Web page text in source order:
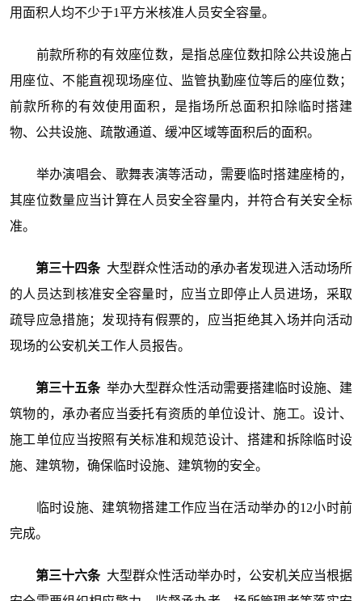
用面积人均不少于1平方米核准人员安全容量。
前款所称的有效座位数，是指总座位数扣除公共设施占
用座位、不能直视现场座位、监管执勤座位等后的座位数；
前款所称的有效使用面积，是指场所总面积扣除临时搭建
物、公共设施、疏散通道、缓冲区域等面积后的面积。
举办演唱会、歌舞表演等活动，需要临时搭建座椅的，
其座位数量应当计算在人员安全容量内，并符合有关安全标
准。
第三十四条大型群众性活动的承办者发现进入活动场所
的人员达到核准安全容量时，应当立即停止人员进场，采取
疏导应急措施；发现持有假票的，应当拒绝其入场并向活动
现场的公安机关工作人员报告。
第三十五条 举办大型群众性活动需要搭建临时设施、建
筑物的，承办者应当委托有资质的单位设计、施工。设计、
施工单位应当按照有关标准和规范设计、搭建和拆除临时设
施、建筑物，确保临时设施、建筑物的安全。
临时设施、建筑物搭建工作应当在活动举办的12小时前
完成。
第三十六条大型群众性活动举办时，公安机关应当根据